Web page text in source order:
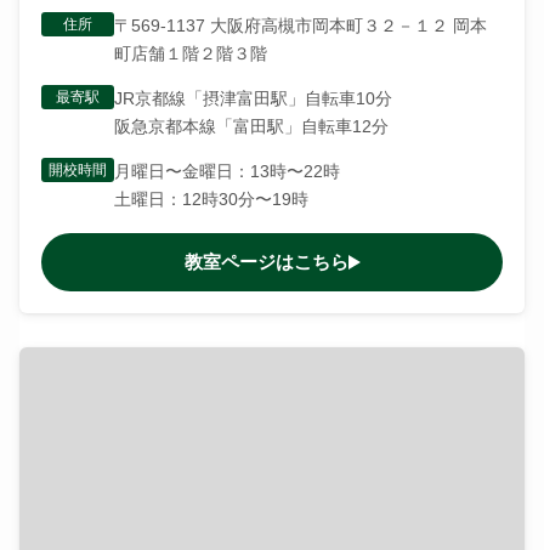
住所
〒569-1137 大阪府高槻市岡本町３２－１２ 岡本
町店舗１階２階３階
最寄駅
JR京都線「摂津富田駅」自転車10分
阪急京都本線「富田駅」自転車12分
開校時間
月曜日〜金曜日：13時〜22時
土曜日：12時30分〜19時
教室ページはこちら